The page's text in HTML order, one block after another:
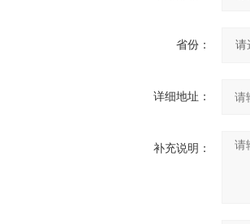
省份：
详细地址：
补充说明：